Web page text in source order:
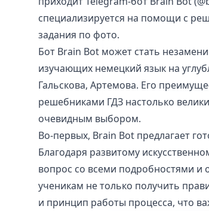
специализируется на помощи с
задания по фото.
Бот Brain Bot может стать
изучающих немецкий язык на
Гальскова, Артемова. Его
решебниками ГДЗ настолько
очевидным выбором.
Во-первых, Brain Bot предлагает
Благодаря развитому
вопрос со всеми подробностями и
ученикам не только получить
и принцип работы процесса, что